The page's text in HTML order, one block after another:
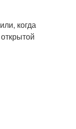
когда